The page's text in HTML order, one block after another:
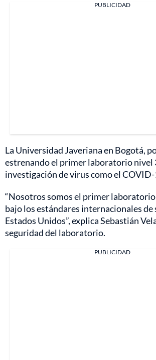
PUBLICIDAD
La Universidad Javeriana en Bogotá,
estrenando el primer laboratorio nivel
investigación de virus como el
“Nosotros somos el primer
bajo los estándares internacionales de
Estados Unidos”, explica Sebastián
seguridad del laboratorio.
PUBLICIDAD